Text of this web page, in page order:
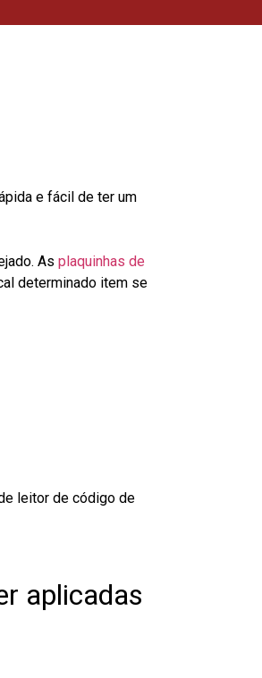
e fácil de ter um
As plaquinhas de
determinado item se
leitor de código de
aplicadas